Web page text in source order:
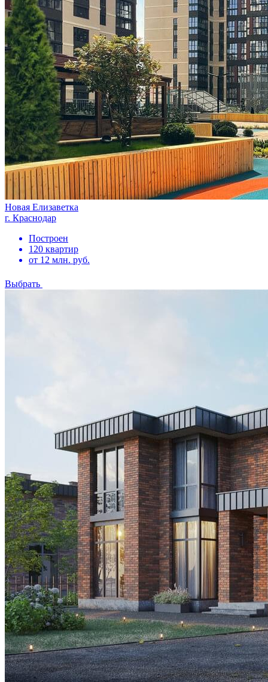
Новая Елизаветка
г. Краснодар
Построен
120 квартир
от 12 млн. руб.
Выбрать